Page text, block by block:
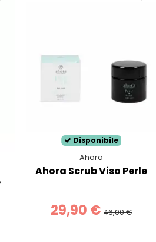
Disponibile
Ahora
Ahora Scrub Viso Perle
29,90 € 46,00 €